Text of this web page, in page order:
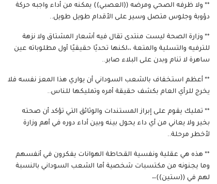
** ولا ظرفه الصحي ومرضه ((العصبي)) يمكنه من أداء واجبه حركة
دؤوبة وجلوس متصل وسير على الأقدام طويل طويل..
** وزارة الصحة ليست منتدى تقال فيه أشعار المشتاق ولا نزهة
للترفيه والتسلية والمتعة ،،لكنها تحديًا حقيقيًا أول مطلوباته عين
ساهرة لا تنام وبدن على البلاء صابر..
** أعظم استخفاف بالشعب السوداني أن يواري هذا المعز نفسه فلا
يخرج للرأي العام بكشف حقيقة أمره وتمليكها للناس..
** تمليك يقوم على إبراز المستندات والوثائق التي تؤكد أن صحته
بخير ولا يعاني من أي داء يحول بينه وبين أداء دوره في أهم وزارة
لأخطر مرحلة..
** هذه هي عقلية ونفسية القحاطة الهوانات يفكرون في أنفسهم
وما يجنونه من مكتسبات شخصية أما الشعب السوداني بالنسبة
لهم في ((ستين))٠٠